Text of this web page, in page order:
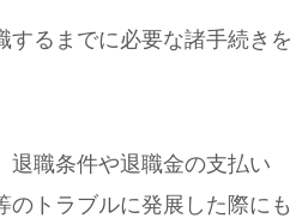
るまでに必要な諸手続きを
退職条件や退職金の支払い
トラブルに発展した際にも